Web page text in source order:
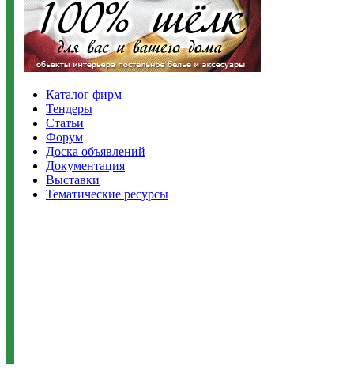
Каталог фирм
Тендеры
Статьи
Форум
Доска объявлений
Документация
Выставки
Тематические ресурсы